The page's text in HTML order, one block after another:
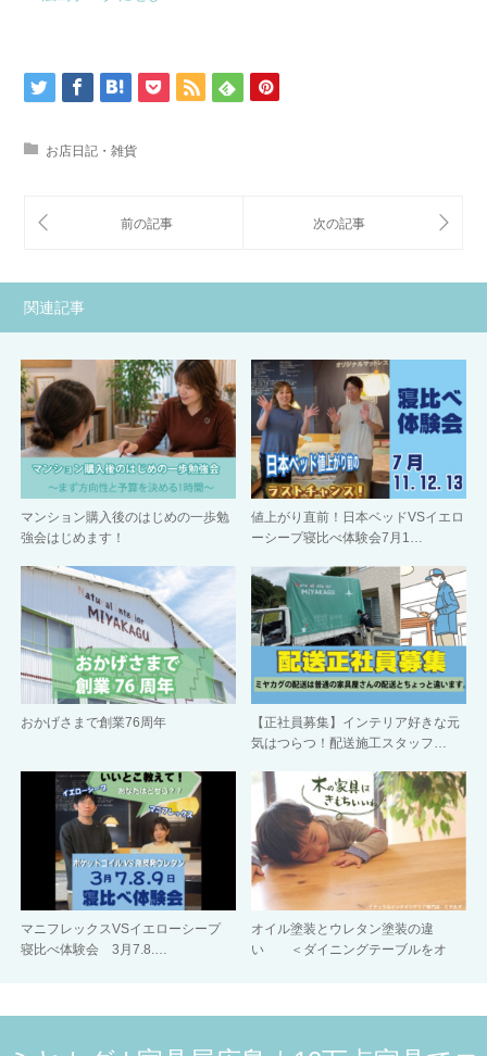
お店日記・雑貨
関連記事
マンション購入後のはじめの一歩勉
強会はじめます！
値上がり直前！日本ベッドVSイエロ
ーシープ寝比べ体験会7月1…
おかげさまで創業76周年
【正社員募集】インテリア好きな元
気はつらつ！配送施工スタッフ…
マニフレックスVSイエローシープ
寝比べ体験会 3月7.8.…
オイル塗装とウレタン塗装の違
い ＜ダイニングテーブルをオ